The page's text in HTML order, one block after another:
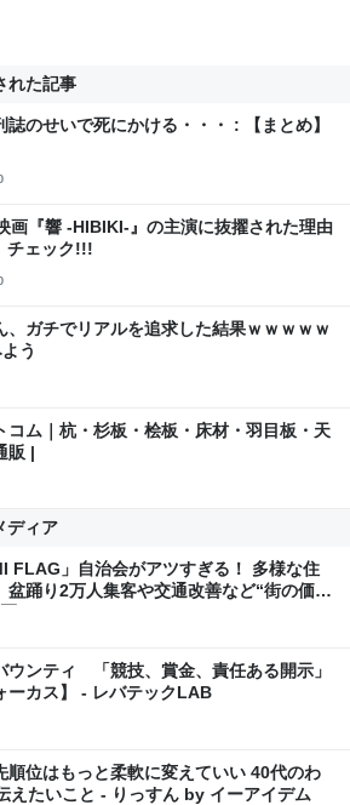
れた記事
誌のせいで死にかける・・・ : 【まとめ】
画『響 -HIBIKI-』の主演に抜擢された理由
チェック!!!
、ガチでリアルを追求した結果ｗｗｗｗｗ
う
コム｜杭・杉板・桧板・床材・羽目板・天
販 |
ディア
FLAG」自治会がアツすぎる！ 多様な住
盆踊り2万人集客や交通改善など“街の価値
ウンティ 「競技、賞金、責任ある開示」
ーカス】 - レバテックLAB
順位はもっと柔軟に変えていい 40代のわ
えたいこと - りっすん by イーアイデム